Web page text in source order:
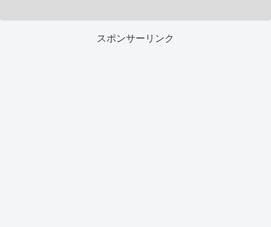
スポンサーリンク